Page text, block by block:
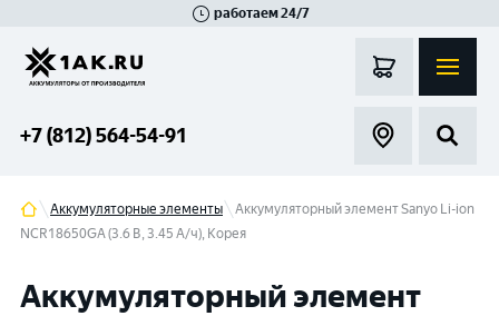
работаем 24/7
+7 (812) 564-54-91
Аккумуляторные элементы
Аккумуляторный элемент Sanyo Li-ion
NCR18650GA (3.6 B, 3.45 А/ч), Корея
Аккумуляторный элемент
Гатчина